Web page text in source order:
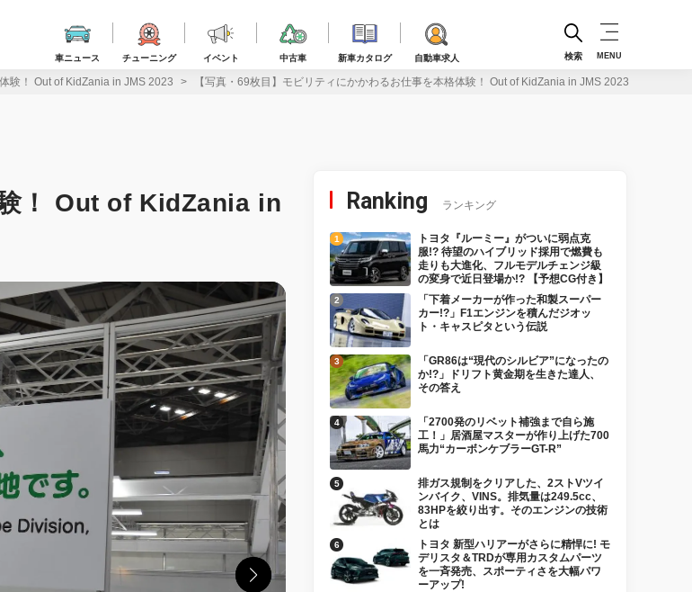
車ニュース チューニング イベント 中古車 新車カタログ 自動車求人 検索 MENU
験！ Out of KidZania in JMS 2023 【写真・69枚目】モビリティにかかわるお仕事を本格体験！ Out of KidZania in JMS 2023
！ Out of KidZania in
Ranking ランキング
トヨタ『ルーミー』がついに弱点克
服!? 待望のハイブリッド採用で燃費も
走りも大進化、フルモデルチェンジ級
の変身で近日登場か!? 【予想CG付き】
「下着メーカーが作った和製スーパー
カー!?」F1エンジンを積んだジオッ
ト・キャスピタという伝説
「GR86は“現代のシルビア”になったの
か!?」ドリフト黄金期を生きた達人、
その答え
「2700発のリベット補強まで自ら施
工！」居酒屋マスターが作り上げた700
馬力“カーボンケブラーGT-R”
排ガス規制をクリアした、2ストVツイ
ンバイク、VINS。排気量は249.5cc、
83HPを絞り出す。そのエンジンの技術
とは
トヨタ 新型ハリアーがさらに精悍に! モ
デリスタ＆TRDが専用カスタムパーツ
を一斉発売、スポーティさを大幅パワ
ーアップ!